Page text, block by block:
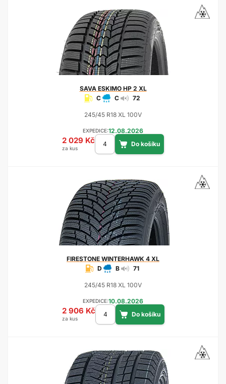
SAVAESKIMO HP 2 XL
C
C 72
245/45 R18 XL 100V
EXPEDICE:12.08.2026
2 029 Kč
za kus
FIRESTONE WINTERHAWK 4 XL
D
B 71
245/45 R18 XL 100V
EXPEDICE:10.08.2026
2 906 Kč
za kus